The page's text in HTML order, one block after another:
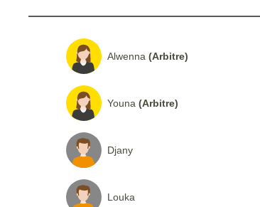
Alwenna (Arbitre)
Youna (Arbitre)
Djany
Louka